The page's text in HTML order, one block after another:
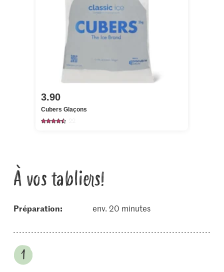
3.90
Cubers Glaçons
À vos tabliers!
Préparation: env. 20 minutes